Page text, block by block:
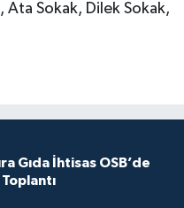
Ata Sokak, Dilek Sokak,
Gıda İhtisas OSB’de